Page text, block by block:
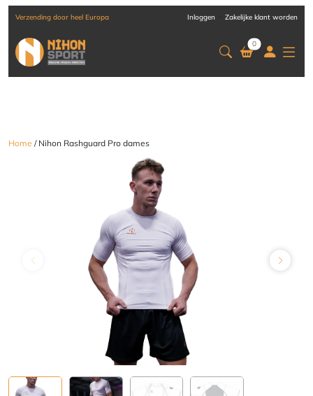
Verzending door heel Europa Inloggen Zakelijke klant worden
0
Home / Nihon Rashguard Pro dames